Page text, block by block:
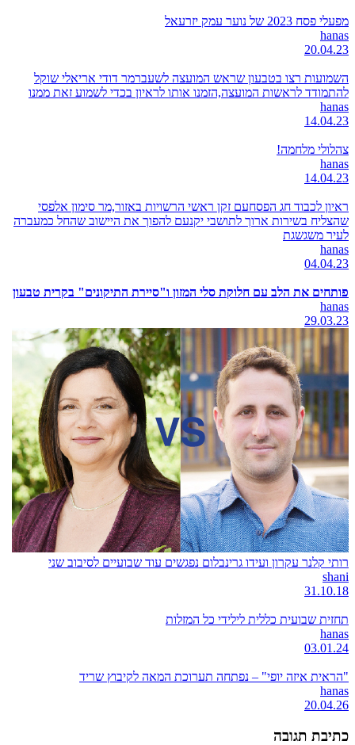
מפעלי פסח 2023 של נוער עמק יזרעאל
hanas
20.04.23
השמועות רצו בטבעון שראש המועצה לשעברמר דודי אריאלי שוקל
להתמודד לראשות המועצה,הזמנו אותו לראיון בכדי לשמוע זאת ממנו
hanas
14.04.23
צהלולי מלחמה!
hanas
14.04.23
ראיון לכבוד חג הפסחעם זקן ראשי הרשויות באזור,מר סימון אלפסי
שהצליח בשירות ארוך לתושבי יקנעם להפוך את היישוב שהחל כמעברה
לעיר משגשגת
hanas
04.04.23
פותחים את הלב עם חלוקת סלי המזון ו"סיירת התיקונים" בקרית טבעון
hanas
29.03.23
רותי קלנר עקרון ועידו גרינבלום נפגשים עוד שבועיים לסיבוב שני
shani
31.10.18
תחזית שבועית כללית לילידי כל המזלות
hanas
03.01.24
"הראית איזה יופי" – נפתחה תערוכת המאה לקיבוץ שריד
hanas
20.04.26
כתיבת תגובה